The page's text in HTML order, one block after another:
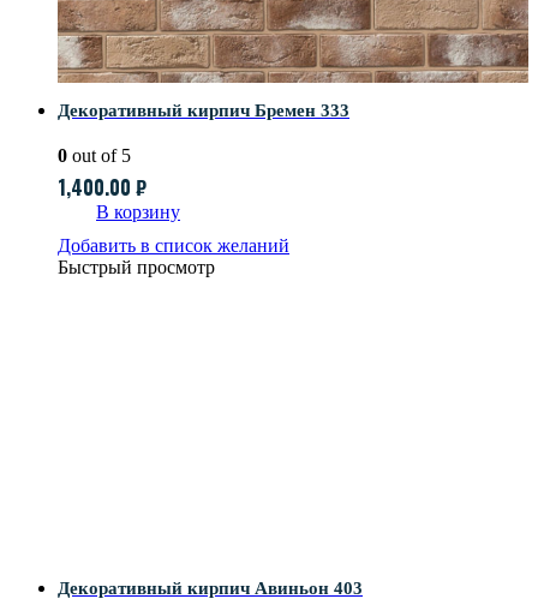
Декоративный кирпич Бремен 333
0 out of 5
1,400.00 ₽
В корзину
Добавить в список желаний
Быстрый просмотр
Декоративный кирпич Авиньон 403